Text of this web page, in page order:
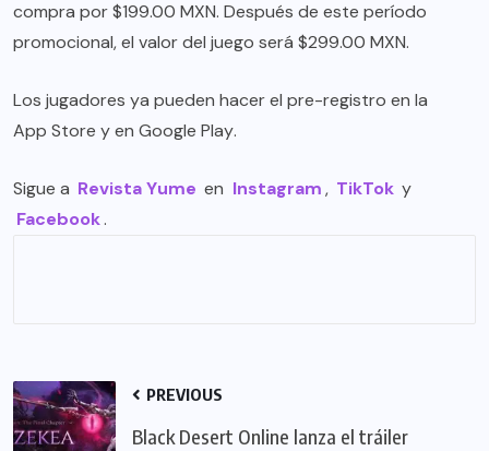
compra por $199.00 MXN. Después de este período
promocional, el valor del juego será $299.00 MXN.
Los jugadores ya pueden hacer el pre-registro en la
App Store y en Google Play.
Sigue a Revista Yume en Instagram, TikTok y
Facebook.
PREVIOUS
Black Desert Online lanza el tráiler